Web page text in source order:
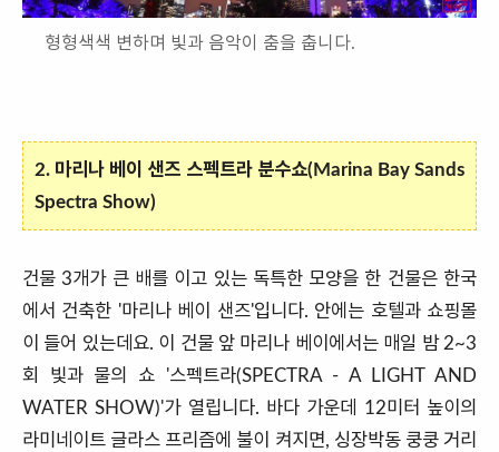
형형색색 변하며 빛과 음악이 춤을 춥니다.
2. 마리나 베이 샌즈 스펙트라 분수쇼(Marina Bay Sands
Spectra Show)
건물 3개가 큰 배를 이고 있는 독특한 모양을 한 건물은 한국
에서 건축한 '마리나 베이 샌즈'입니다. 안에는 호텔과 쇼핑몰
이 들어 있는데요. 이 건물 앞 마리나 베이에서는 매일 밤 2~3
회 빛과 물의 쇼 '스펙트라(SPECTRA - A LIGHT AND
WATER SHOW)'가 열립니다. 바다 가운데 12미터 높이의
라미네이트 글라스 프리즘에 불이 켜지면, 싱장박동 쿵쿵 거리